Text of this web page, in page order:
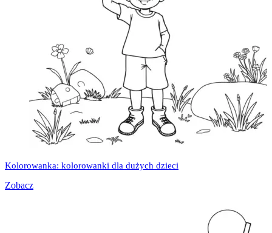
Kolorowanka: kolorowanki dla dużych dzieci
Zobacz